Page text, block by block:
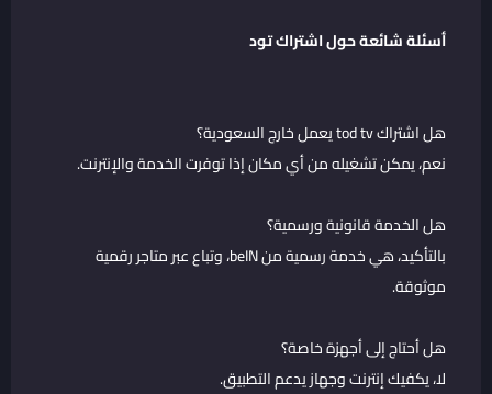
أسئلة شائعة حول اشتراك تود
هل اشتراك tod tv يعمل خارج السعودية؟
نعم، يمكن تشغيله من أي مكان إذا توفرت الخدمة والإنترنت.
هل الخدمة قانونية ورسمية؟
بالتأكيد، هي خدمة رسمية من beIN، وتباع عبر متاجر رقمية
موثوقة.
هل أحتاج إلى أجهزة خاصة؟
لا، يكفيك إنترنت وجهاز يدعم التطبيق.